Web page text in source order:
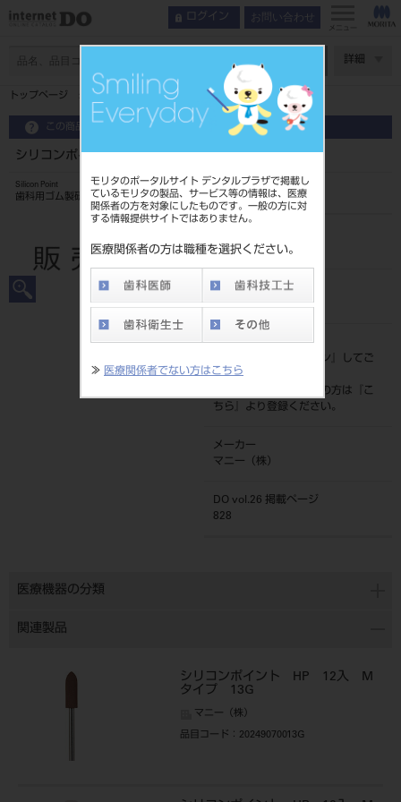
モリタのポータルサイト デンタルプラザで掲載し
ているモリタの製品、サービス等の情報は、医療
関係者の方を対象にしたものです。一般の方に対
する情報提供サイトではありません。
医療関係者の方は職種を選択ください。
≫ 医療関係者でない方はこちら
ログイン お問い合わせ
メニュー
詳細
トップページ シリコンポイント ハード HP H2－28
この商品に関するお問い合わせ
シリコンポイント ハード HP H2－28
Silicon Point
歯科用ゴム製研磨材
202490703H2-28
JAN/EANコード
標準価格
ログイン
』してご
覧ください。
ネット会員登録がまだの方は『
こ
ちら
』より登録ください。
メーカー
マニー（株）
DO vol.26 掲載ページ
828
医療機器の分類
関連製品
シリコンポイント HP 12入 M
タイプ 13G
マニー（株）
品目コード ：20249070013G